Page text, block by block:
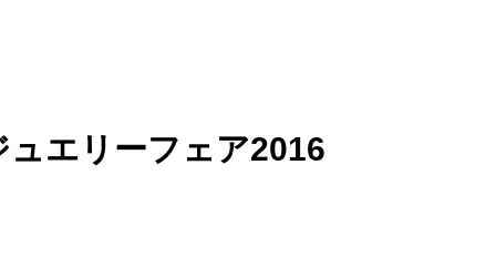
エリーフェア2016